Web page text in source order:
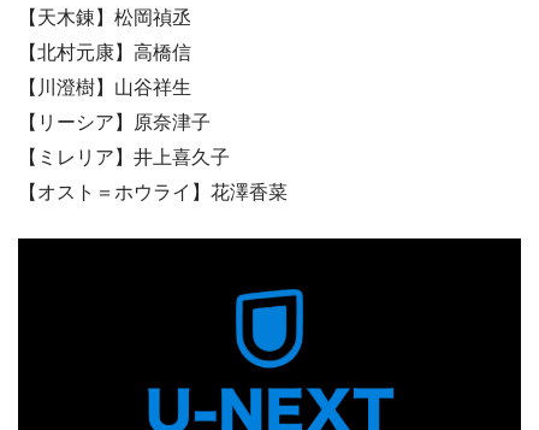
【天木錬】松岡禎丞
【北村元康】高橋信
【川澄樹】山谷祥生
【リーシア】原奈津子
【ミレリア】井上喜久子
【オスト＝ホウライ】花澤香菜